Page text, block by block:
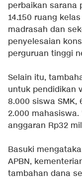
perbaikan sarana
14.150 ruang
madrasah dan
penyelesaian
perguruan tinggi
Selain itu,
untuk pendidikan
8.000 siswa SMK,
2.000
anggaran Rp32
Basuki
APBN,
tambahan dana